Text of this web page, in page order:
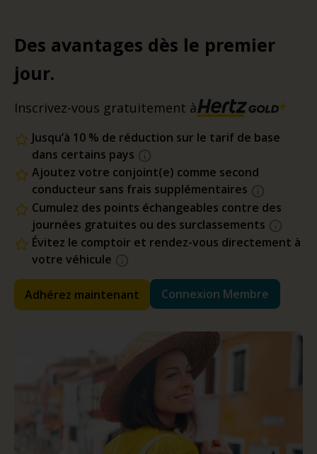
Des avantages dès le premier
jour.
Inscrivez-vous gratuitement à
Jusqu’à 10 % de réduction sur le tarif de base
dans certains pays
Ajoutez votre conjoint(e) comme second
conducteur sans frais supplémentaires
Cumulez des points échangeables contre des
journées gratuites ou des surclassements
Évitez le comptoir et rendez-vous directement à
votre véhicule
Adhérez maintenant Connexion Membre